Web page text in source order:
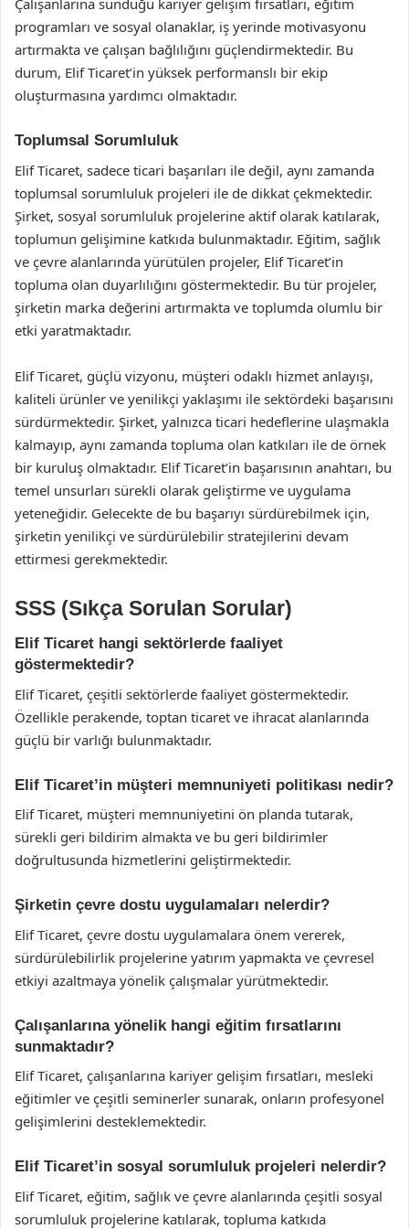
Çalışanlarına sunduğu kariyer gelişim fırsatları, eğitim
programları ve sosyal olanaklar, iş yerinde motivasyonu
artırmakta ve çalışan bağlılığını güçlendirmektedir. Bu
durum, Elif Ticaret’in yüksek performanslı bir ekip
oluşturmasına yardımcı olmaktadır.
Toplumsal Sorumluluk
Elif Ticaret, sadece ticari başarıları ile değil, aynı zamanda
toplumsal sorumluluk projeleri ile de dikkat çekmektedir.
Şirket, sosyal sorumluluk projelerine aktif olarak katılarak,
toplumun gelişimine katkıda bulunmaktadır. Eğitim, sağlık
ve çevre alanlarında yürütülen projeler, Elif Ticaret’in
topluma olan duyarlılığını göstermektedir. Bu tür projeler,
şirketin marka değerini artırmakta ve toplumda olumlu bir
etki yaratmaktadır.
Elif Ticaret, güçlü vizyonu, müşteri odaklı hizmet anlayışı,
kaliteli ürünler ve yenilikçi yaklaşımı ile sektördeki başarısını
sürdürmektedir. Şirket, yalnızca ticari hedeflerine ulaşmakla
kalmayıp, aynı zamanda topluma olan katkıları ile de örnek
bir kuruluş olmaktadır. Elif Ticaret’in başarısının anahtarı, bu
temel unsurları sürekli olarak geliştirme ve uygulama
yeteneğidir. Gelecekte de bu başarıyı sürdürebilmek için,
şirketin yenilikçi ve sürdürülebilir stratejilerini devam
ettirmesi gerekmektedir.
SSS (Sıkça Sorulan Sorular)
Elif Ticaret hangi sektörlerde faaliyet
göstermektedir?
Elif Ticaret, çeşitli sektörlerde faaliyet göstermektedir.
Özellikle perakende, toptan ticaret ve ihracat alanlarında
güçlü bir varlığı bulunmaktadır.
Elif Ticaret’in müşteri memnuniyeti politikası nedir?
Elif Ticaret, müşteri memnuniyetini ön planda tutarak,
sürekli geri bildirim almakta ve bu geri bildirimler
doğrultusunda hizmetlerini geliştirmektedir.
Şirketin çevre dostu uygulamaları nelerdir?
Elif Ticaret, çevre dostu uygulamalara önem vererek,
sürdürülebilirlik projelerine yatırım yapmakta ve çevresel
etkiyi azaltmaya yönelik çalışmalar yürütmektedir.
Çalışanlarına yönelik hangi eğitim fırsatlarını
sunmaktadır?
Elif Ticaret, çalışanlarına kariyer gelişim fırsatları, mesleki
eğitimler ve çeşitli seminerler sunarak, onların profesyonel
gelişimlerini desteklemektedir.
Elif Ticaret’in sosyal sorumluluk projeleri nelerdir?
Elif Ticaret, eğitim, sağlık ve çevre alanlarında çeşitli sosyal
sorumluluk projelerine katılarak, topluma katkıda